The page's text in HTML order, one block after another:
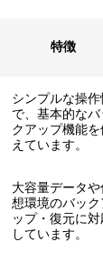
特徴
シンプルな操作
で、基本的なバ
クアップ機能を
えています。
大容量データや
想環境のバック
ップ・復元に対
しています。